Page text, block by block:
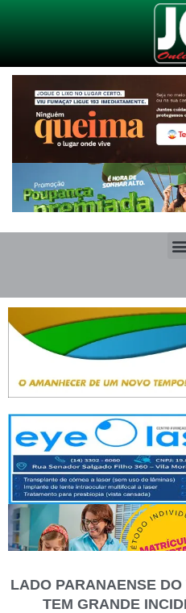
LADO PARANAENSE
TEM GRANDE